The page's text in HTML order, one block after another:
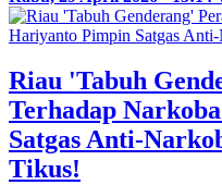
Riau 'Tabuh
Terhadap
Satgas Anti-
Tikus!